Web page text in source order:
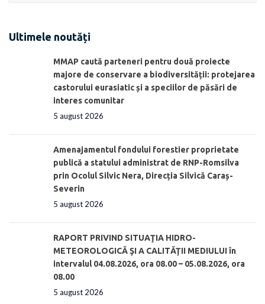
Ultimele noutăți
MMAP caută parteneri pentru două proiecte
majore de conservare a biodiversității: protejarea
castorului eurasiatic și a speciilor de păsări de
interes comunitar
5 august 2026
Amenajamentul fondului forestier proprietate
publică a statului administrat de RNP-Romsilva
prin Ocolul Silvic Nera, Direcția Silvică Caraș-
Severin
5 august 2026
RAPORT PRIVIND SITUAŢIA HIDRO-
METEOROLOGICĂ ŞI A CALITĂŢII MEDIULUI în
intervalul 04.08.2026, ora 08.00 – 05.08.2026, ora
08.00
5 august 2026